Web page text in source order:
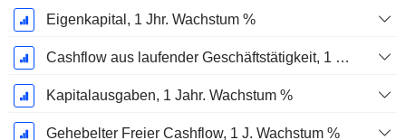
Eigenkapital, 1 Jhr. Wachstum %
Cashflow aus laufender Geschäftstätigkeit, 1 Jähriges Wachstum in %
Kapitalausgaben, 1 Jahr. Wachstum %
Gehebelter Freier Cashflow, 1 J. Wachstum %